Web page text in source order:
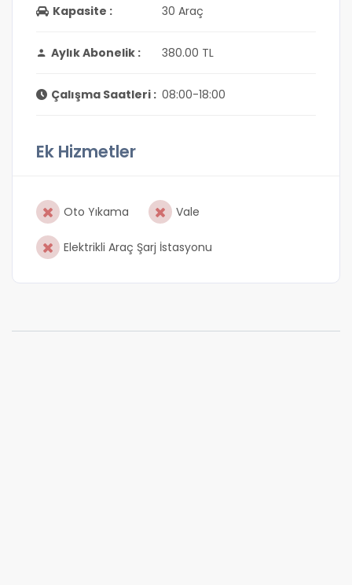
Kapasite : 30 Araç
Aylık Abonelik : 380.00 TL
Çalışma Saatleri : 08:00-18:00
Ek Hizmetler
Oto Yıkama Vale
Elektrikli Araç Şarj İstasyonu